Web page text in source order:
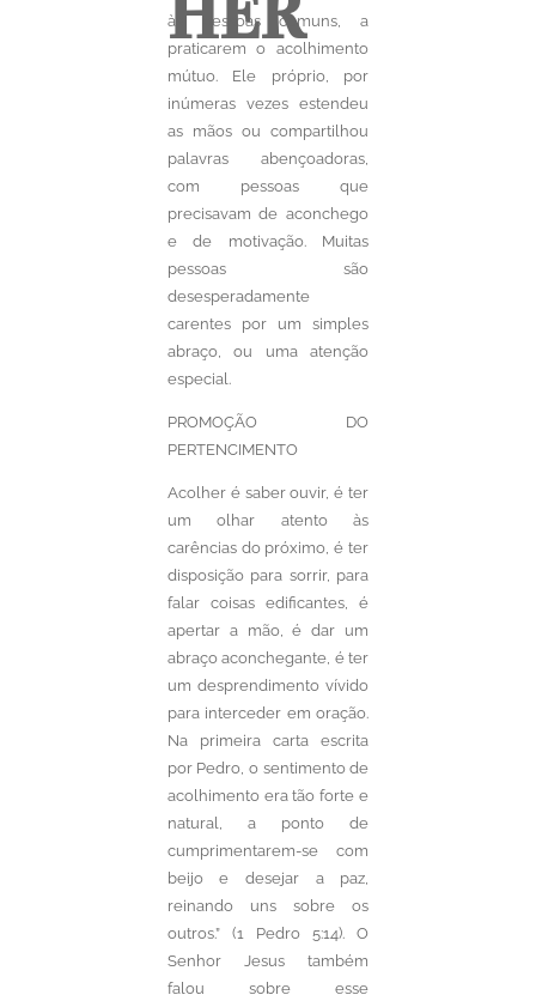
às pessoas comuns, a
praticarem o acolhimento
mútuo. Ele próprio, por
inúmeras vezes estendeu
as mãos ou compartilhou
palavras abençoadoras,
com pessoas que
precisavam de aconchego
e de motivação. Muitas
pessoas são
desesperadamente
carentes por um simples
abraço, ou uma atenção
especial.
PROMOÇÃO DO
PERTENCIMENTO
Acolher é saber ouvir, é ter
um olhar atento às
carências do próximo, é ter
disposição para sorrir, para
falar coisas edificantes, é
apertar a mão, é dar um
abraço aconchegante, é ter
um desprendimento vívido
para interceder em oração.
Na primeira carta escrita
por Pedro, o sentimento de
acolhimento era tão forte e
natural, a ponto de
cumprimentarem-se com
beijo e desejar a paz,
reinando uns sobre os
outros.” (1 Pedro 5:14). O
Senhor Jesus também
falou sobre esse